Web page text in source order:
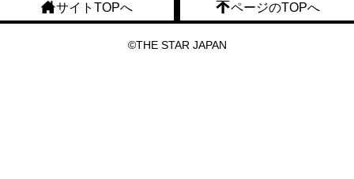
サイトTOPへ ページのTOPへ
©THE STAR JAPAN